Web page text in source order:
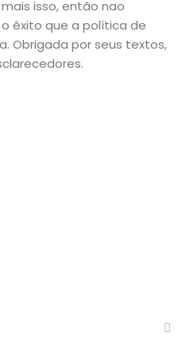
isso, então nao
êxito que a política de
Obrigada por seus textos,